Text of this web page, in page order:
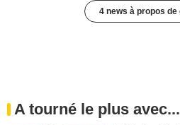
4 news à propos
A tourné le plus avec...